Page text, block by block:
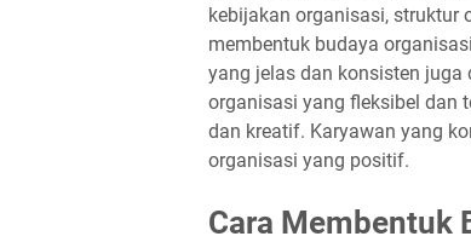
kebijakan organisasi, struktur
membentuk budaya
yang jelas dan konsisten
organisasi yang fleksibel dan
dan kreatif. Karyawan yang
organisasi yang positif.
Cara Membentuk